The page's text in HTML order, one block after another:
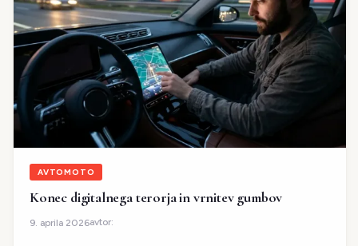
AVTOMOTO
Konec digitalnega terorja in vrnitev gumbov
9. aprila 2026avtor: